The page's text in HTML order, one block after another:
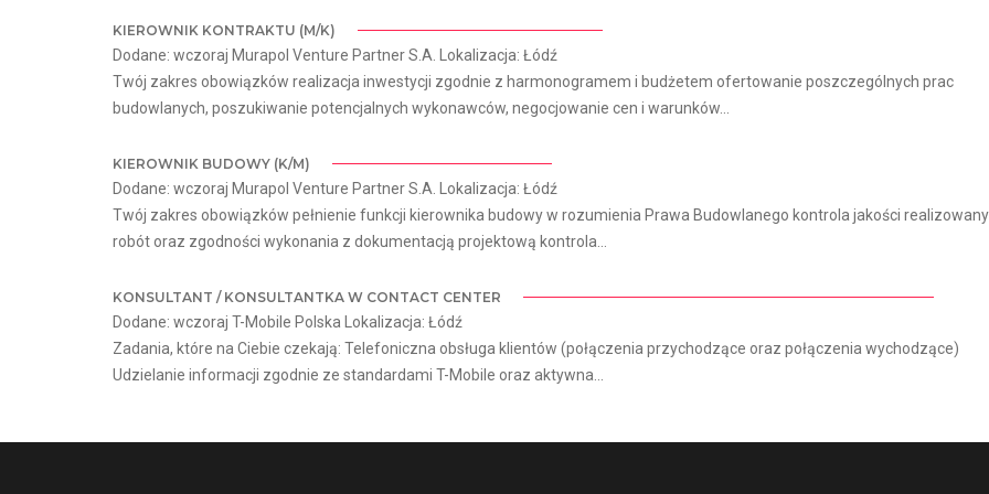
KIEROWNIK KONTRAKTU (M/K)
Dodane: wczoraj Murapol Venture Partner S.A. Lokalizacja: Łódź
Twój zakres obowiązków realizacja inwestycji zgodnie z harmonogramem i budżetem ofertowanie poszczególnych prac
budowlanych, poszukiwanie potencjalnych wykonawców, negocjowanie cen i warunków...
KIEROWNIK BUDOWY (K/M)
Dodane: wczoraj Murapol Venture Partner S.A. Lokalizacja: Łódź
Twój zakres obowiązków pełnienie funkcji kierownika budowy w rozumienia Prawa Budowlanego kontrola jakości
robót oraz zgodności wykonania z dokumentacją projektową kontrola...
KONSULTANT / KONSULTANTKA W CONTACT CENTER
Dodane: wczoraj T-Mobile Polska Lokalizacja: Łódź
Zadania, które na Ciebie czekają: Telefoniczna obsługa klientów (połączenia przychodzące oraz połączenia wychodzące)
Udzielanie informacji zgodnie ze standardami T-Mobile oraz aktywna...